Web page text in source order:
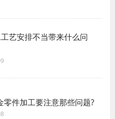
艺安排不当带来什么问
零件加工要注意那些问题?